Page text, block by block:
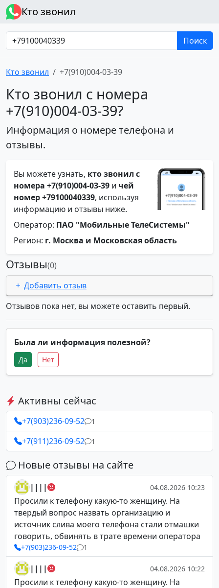
Кто звонил
Поиск
Кто звонил +7(910)004-03-39
Кто звонил с номера
+7(910)004-03-39?
Информация о номере телефона и
отзывы.
Вы можете узнать, кто звонил с
номера +7(910)004-03-39 и чей
номер +79100040339, используя
информацию и отзывы ниже.
Оператор: ПАО "Мобильные ТелеСистемы"
Регион: г. Москва и Московская область
Отзывы(0)
Добавить отзыв
Отзывов пока нет, вы можете оставить первый.
Была ли информация полезной?
Да Нет
Активны сейчас
+7(903)236-09-52 1
+7(911)236-09-52 1
Новые отзывы на сайте
|||| 04.08.2026 10:23
Просили к телефону какую-то женщину. На
твердый вопрос назвать организацию и
источник слива моего телефона стали отмашки
говорить, обвинять в трате времени оператора
+7(903)236-09-52 1
|||| 04.08.2026 10:22
Просили к телефону какую-то женщину. На